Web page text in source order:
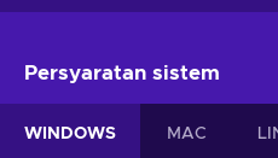
Persyaratan sistem
WINDOWS MAC